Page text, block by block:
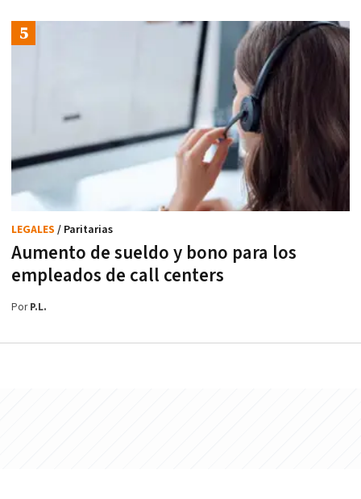
Aumento de sueldo y bono para los
empleados de call centers
LEGALES / Paritarias
PorP.L.